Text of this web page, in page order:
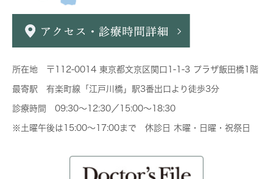
所在地 〒112-0014 東京都文京区関口1-1-3 プラザ飯田橋1階
最寄駅 有楽町線「江戸川橋」駅3番出口より徒歩3分
診療時間 09:30～12:30／15:00～18:30
※土曜午後は15:00～17:00まで 休診日 木曜・日曜・祝祭日